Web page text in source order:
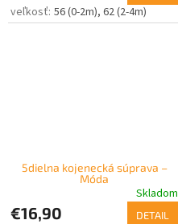
56 (0-2m) 62 (2-4m)
5dielna kojenecká súprava –
Móda
Skladom
€16,90 DETAIL